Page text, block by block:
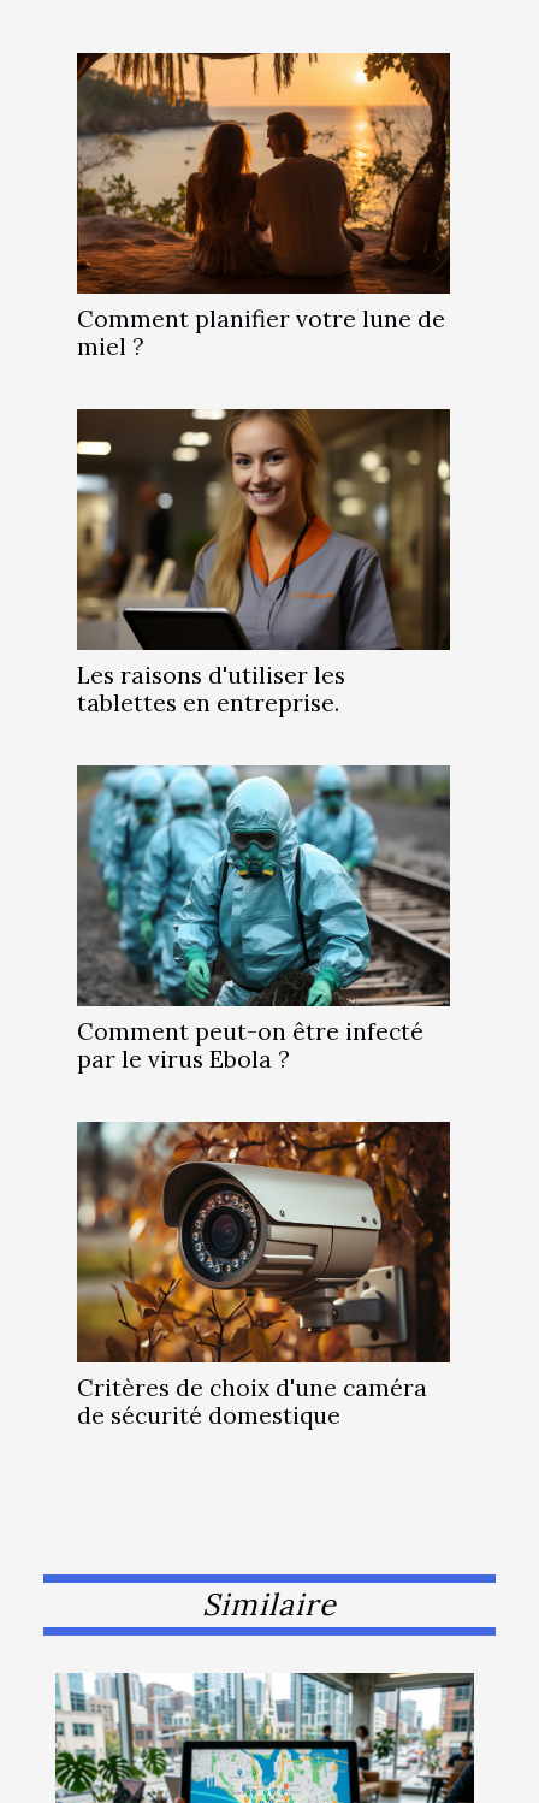
Comment planifier votre lune de
miel ?
Les raisons d'utiliser les
tablettes en entreprise.
Comment peut-on être infecté
par le virus Ebola ?
Critères de choix d'une caméra
de sécurité domestique
Similaire